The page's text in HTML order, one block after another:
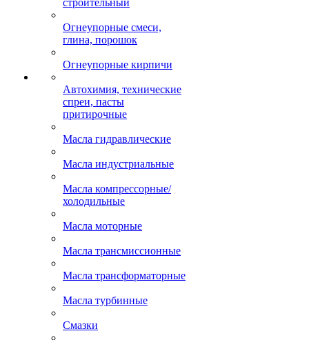
строительный
Огнеупорные смеси,
глина, порошок
Огнеупорные кирпичи
Автохимия, технические
спреи, пасты
притирочные
Масла гидравлические
Масла индустриальные
Масла компрессорные/
холодильные
Масла моторные
Масла трансмиссионные
Масла трансформаторные
Масла турбинные
Смазки